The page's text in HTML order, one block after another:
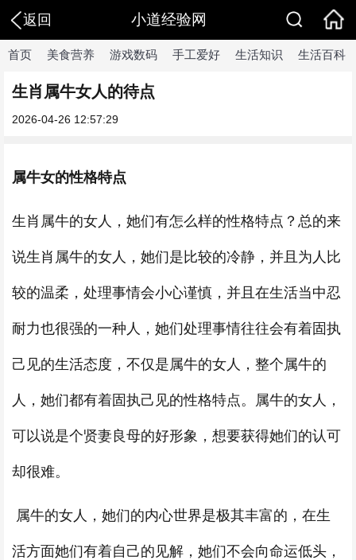
返回 小道经验网
首页 美食营养 游戏数码 手工爱好 生活知识 生活百科
生肖属牛女人的待点
2026-04-26 12:57:29
属牛女的性格特点
生肖属牛的女人，她们有怎么样的性格特点？总的来
说生肖属牛的女人，她们是比较的冷静，并且为人比
较的温柔，处理事情会小心谨慎，并且在生活当中忍
耐力也很强的一种人，她们处理事情往往会有着固执
己见的生活态度，不仅是属牛的女人，整个属牛的
人，她们都有着固执己见的性格特点。属牛的女人，
可以说是个贤妻良母的好形象，想要获得她们的认可
却很难。
属牛的女人，她们的内心世界是极其丰富的，在生
活方面她们有着自己的见解，她们不会向命运低头，